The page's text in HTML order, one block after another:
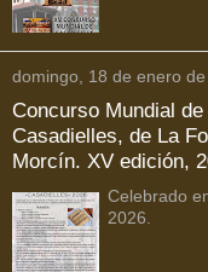
domingo, 18 de enero
Concurso Mundial de
Casadielles, de La
Morcín. XV edición,
Celebrado
2026.